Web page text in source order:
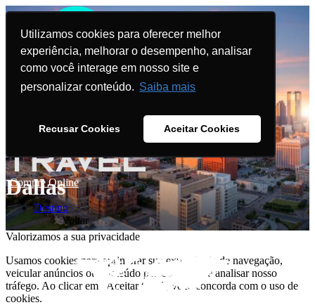
Utilizamos cookies para oferecer melhor
experiência, melhorar o desempenho, analisar
como você interage em nosso site e
personalizar conteúdo. Saiba mais
Recusar Cookies Aceitar Cookies
Compre Online
Destino
Voltar
Dallas
Valorizamos a sua privacidade
Usamos cookies para aprimorar sua experiência de navegação,
veicular anúncios ou conteúdo personalizado e analisar nosso
tráfego. Ao clicar em "Aceitar tudo", você concorda com o uso de
cookies.